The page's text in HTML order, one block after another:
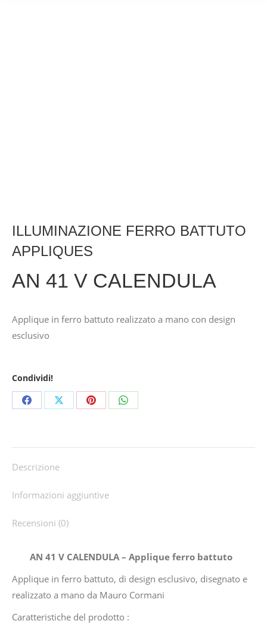
ILLUMINAZIONE FERRO BATTUTO
APPLIQUES
AN 41 V CALENDULA
Applique in ferro battuto realizzato a mano con design
esclusivo
Condividi!
Share
Facebook
Share
X
Share
Pinterest
Share
WhatsApp
Descrizione
Informazioni aggiuntive
Recensioni (0)
AN 41 V CALENDULA – Applique ferro battuto
Applique in ferro battuto, di design esclusivo, disegnato e
realizzato a mano da Mauro Cormani
Caratteristiche del prodotto :